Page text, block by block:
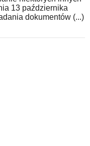
13 października
dokumentów (...)